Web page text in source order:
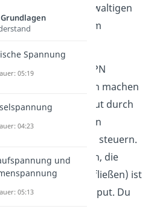
dadurch einen gewaltigen
vom Emitter zum
dann mit einem NPN
im Wesentlichen machen
ist den Stromoutput durch
kleinen, sogenannten
(dem Input) zu steuern.
(die Elektronen, die
Kollektor hinausfließen) ist
viel größer als der Input. Du
Spannung
05:19
04:23
und
05:13